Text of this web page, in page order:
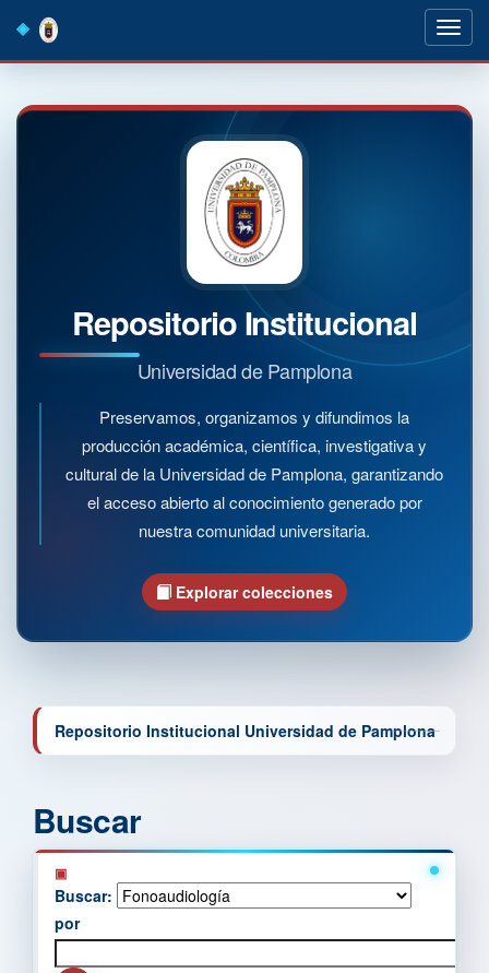
navigation
Repositorio Institucional
Universidad de Pamplona
Preservamos, organizamos y difundimos la
producción académica, científica, investigativa y
cultural de la Universidad de Pamplona, garantizando
el acceso abierto al conocimiento generado por
nuestra comunidad universitaria.
Explorar colecciones
Repositorio Institucional Universidad de Pamplona
Buscar
Buscar:
por